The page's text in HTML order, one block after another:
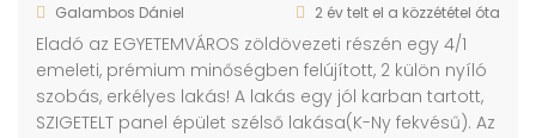
Galambos Dániel
2 év telt el a közzététel óta
Eladó az EGYETEMVÁROS zöldövezeti részén egy 4/1
emeleti, prémium minőségben felújított, 2 külön nyíló
szobás, erkélyes lakás! A lakás egy jól karban tartott,
SZIGETELT panel épület szélső lakása(K-Ny fekvésű). Az